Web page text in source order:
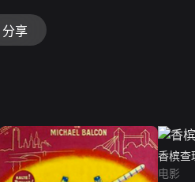
分享
香槟查
电影